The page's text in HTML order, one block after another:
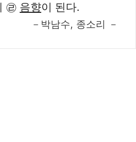
㉣ 음향이 된다.
－박남수, 종소리 －